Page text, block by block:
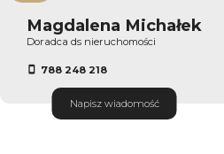
Magdalena Michałek
Doradca ds nieruchomości
788 248 218
Napisz wiadomość